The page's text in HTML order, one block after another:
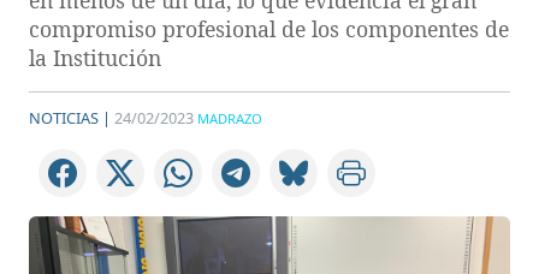
compromiso profesional de los componentes de
la Institución
NOTICIAS | 24/02/2023 MADRAZO